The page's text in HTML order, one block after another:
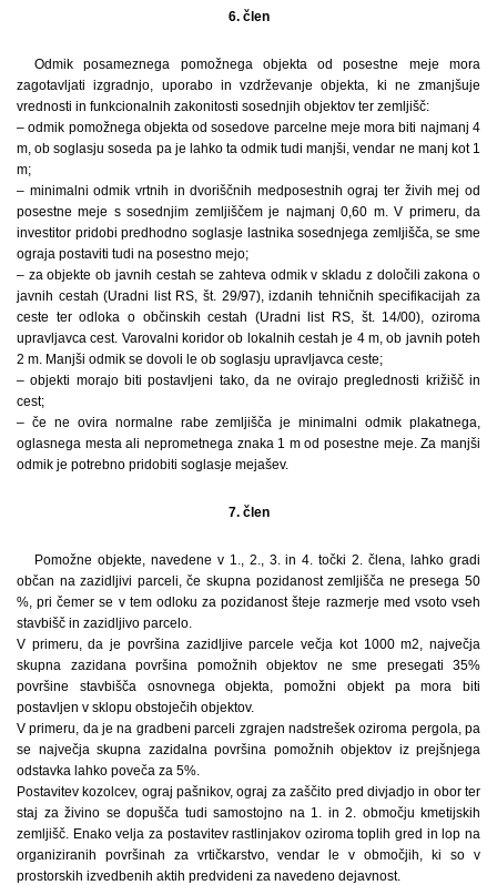
6. člen
Odmik posameznega pomožnega objekta od posestne meje mora
zagotavljati izgradnjo, uporabo in vzdrževanje objekta, ki ne zmanjšuje
vrednosti in funkcionalnih zakonitosti sosednjih objektov ter zemljišč:
– odmik pomožnega objekta od sosedove parcelne meje mora biti najmanj 4
m, ob soglasju soseda pa je lahko ta odmik tudi manjši, vendar ne manj kot 1
m;
– minimalni odmik vrtnih in dvoriščnih medposestnih ograj ter živih mej od
posestne meje s sosednjim zemljiščem je najmanj 0,60 m. V primeru, da
investitor pridobi predhodno soglasje lastnika sosednjega zemljišča, se sme
ograja postaviti tudi na posestno mejo;
– za objekte ob javnih cestah se zahteva odmik v skladu z določili zakona o
javnih cestah (Uradni list RS, št. 29/97), izdanih tehničnih specifikacijah za
ceste ter odloka o občinskih cestah (Uradni list RS, št. 14/00), oziroma
upravljavca cest. Varovalni koridor ob lokalnih cestah je 4 m, ob javnih poteh
2 m. Manjši odmik se dovoli le ob soglasju upravljavca ceste;
– objekti morajo biti postavljeni tako, da ne ovirajo preglednosti križišč in
cest;
– če ne ovira normalne rabe zemljišča je minimalni odmik plakatnega,
oglasnega mesta ali neprometnega znaka 1 m od posestne meje. Za manjši
odmik je potrebno pridobiti soglasje mejašev.
7. člen
Pomožne objekte, navedene v 1., 2., 3. in 4. točki 2. člena, lahko gradi
občan na zazidljivi parceli, če skupna pozidanost zemljišča ne presega 50
%, pri čemer se v tem odloku za pozidanost šteje razmerje med vsoto vseh
stavbišč in zazidljivo parcelo.
V primeru, da je površina zazidljive parcele večja kot 1000 m2, največja
skupna zazidana površina pomožnih objektov ne sme presegati 35%
površine stavbišča osnovnega objekta, pomožni objekt pa mora biti
postavljen v sklopu obstoječih objektov.
V primeru, da je na gradbeni parceli zgrajen nadstrešek oziroma pergola, pa
se največja skupna zazidalna površina pomožnih objektov iz prejšnjega
odstavka lahko poveča za 5%.
Postavitev kozolcev, ograj pašnikov, ograj za zaščito pred divjadjo in obor ter
staj za živino se dopušča tudi samostojno na 1. in 2. območju kmetijskih
zemljišč. Enako velja za postavitev rastlinjakov oziroma toplih gred in lop na
organiziranih površinah za vrtičkarstvo, vendar le v območjih, ki so v
prostorskih izvedbenih aktih predvideni za navedeno dejavnost.